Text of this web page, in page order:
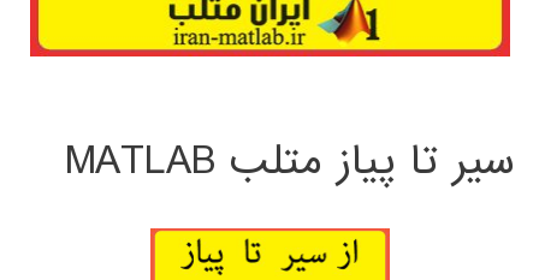
سیر تا پیاز متلب MATLAB